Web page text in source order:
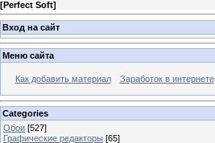
[Perfect Soft]
Вход на сайт
Меню сайта
Как добавить материал Заработок в интернете
Categories
Обои [527]
Графические редакторы [65]